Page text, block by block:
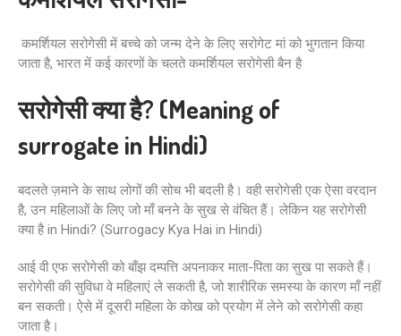
कमर्शियल सरोगेसी में बच्चे को जन्म देने के लिए सरोगेट मां को भुगतान किया
जाता है, भारत में कई कारणों के चलते कमर्शियल सरोगेसी बैन है
सरोगेसी क्या है? (Meaning of
surrogate in Hindi)
बदलते ज़माने के साथ लोगों की सोच भी बदली है। वही सरोगेसी एक ऐसा वरदान
है, उन महिलाओं के लिए जो माँ बनने के सुख से वंचित हैं। लेकिन यह सरोगेसी
क्या है in Hindi? (Surrogacy Kya Hai in Hindi)
आई वी एफ सरोगेसी को बाँझ दम्पत्ति अपनाकर माता-पिता का सुख पा सकते हैं।
सरोगेसी की सुविधा वे महिलाएं ले सकती है, जो शारीरिक समस्या के कारण माँ नहीं
बन सकती। ऐसे में दूसरी महिला के कोख को प्रयोग में लेने को सरोगेसी कहा
जाता है।